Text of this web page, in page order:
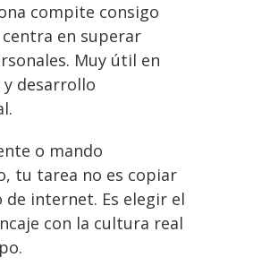
compite consigo
centra en superar
Muy útil en
desarrollo
o mando
tu tarea no es copiar
de internet. Es elegir el
con la cultura real